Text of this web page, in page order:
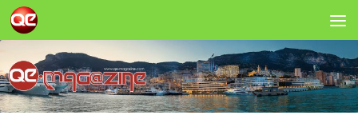
Salta al contenuto